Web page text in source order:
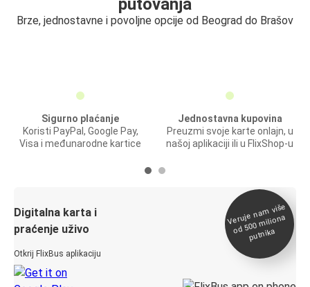
putovanja
Brze, jednostavne i povoljne opcije od Beograd do Brašov
Sigurno plaćanje
Koristi PayPal, Google Pay,
Visa i međunarodne kartice
Jednostavna kupovina
Preuzmi svoje karte onlajn, u
našoj aplikaciji ili u FlixShop-u
Digitalna karta i
praćenje uživo
Otkrij FlixBus aplikaciju
Veruje na
m više
od 500
miliona
putnika